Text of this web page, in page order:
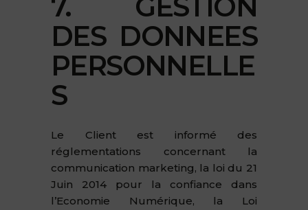
DES DONNEES
PERSONNELLE
S
Le Client est informé des
réglementations concernant la
communication marketing, la loi du 21
Juin 2014 pour la confiance dans
l’Economie Numérique, la Loi